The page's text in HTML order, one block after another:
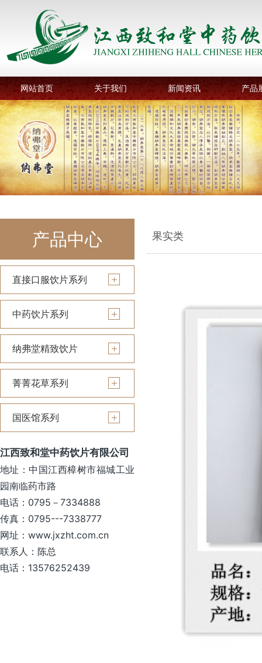
网站首页 关于我们 新闻资讯 产品
产品中心
直接口服饮片系列
中药饮片系列
纳弗堂精致饮片
菁菁花草系列
国医馆系列
江西致和堂中药饮片有限公司
地址：中国江西樟树市福城工业
园南临药市路
电话：0795－7334888
传真：0795---7338777
网址：www.jxzht.com.cn
联系人：陈总
电话：13576252439
果实类